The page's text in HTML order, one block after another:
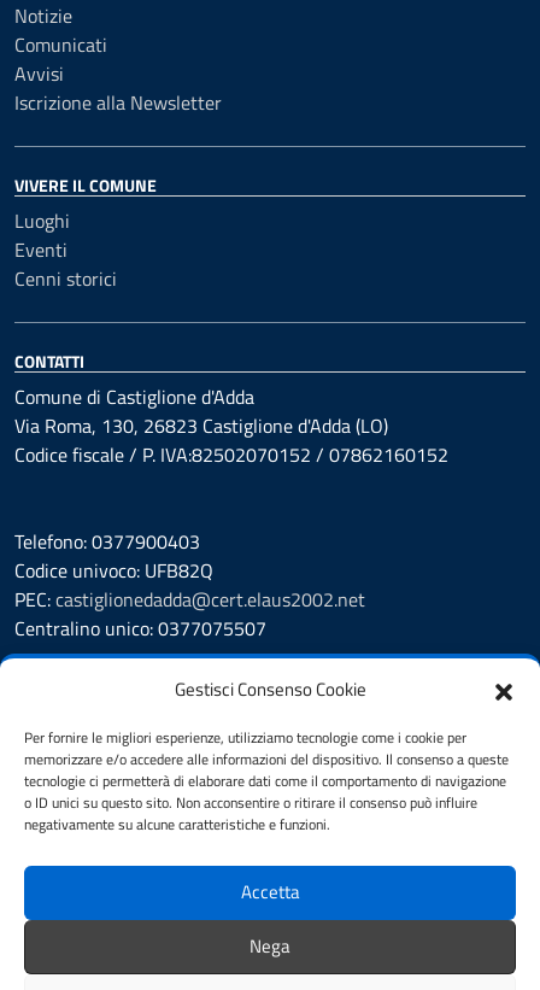
Gestisci Consenso Cookie
Per fornire le migliori esperienze, utilizziamo tecnologie come i cookie per
memorizzare e/o accedere alle informazioni del dispositivo. Il consenso a queste
tecnologie ci permetterà di elaborare dati come il comportamento di navigazione
o ID unici su questo sito. Non acconsentire o ritirare il consenso può influire
negativamente su alcune caratteristiche e funzioni.
Accetta
Nega
Notizie
Comunicati
Avvisi
Iscrizione alla Newsletter
VIVERE IL COMUNE
Luoghi
Eventi
Cenni storici
CONTATTI
Comune di Castiglione d'Adda
Via Roma, 130, 26823 Castiglione d'Adda (LO)
Codice fiscale / P. IVA:82502070152 / 07862160152
Telefono: 0377900403
Codice univoco: UFB82Q
PEC:castiglionedadda@cert.elaus2002.net
Centralino unico: 0377075507
Prenotazione appuntamento
Segnalazione disservizio
Amministrazione Trasparente
Albo Pretorio
Cookie Policy
Dichiarazione di accessibilità
Obiettivi di accessibilità
Feedback